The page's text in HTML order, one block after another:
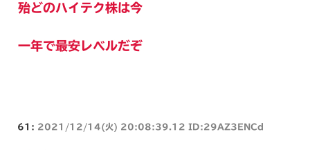
殆どのハイテク株は今
一年で最安レベルだぞ
61: 2021/12/14(火) 20:08:39.12 ID:29AZ3ENCd